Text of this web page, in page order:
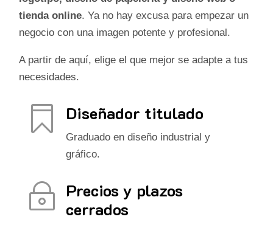
tienda online. Ya no hay excusa para empezar un
negocio con una imagen potente y profesional.
A partir de aquí, elige el que mejor se adapte a tus
necesidades.
 Diseñador titulado
Graduado en diseño industrial y
gráfico.
~ Precios y plazos
cerrados